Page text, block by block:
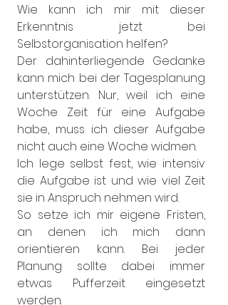
Wie kann ich mir mit dieser
Erkenntnis jetzt bei
Selbstorganisation helfen?
Der dahinterliegende Gedanke
kann mich bei der Tagesplanung
unterstützen. Nur, weil ich eine
Woche Zeit für eine Aufgabe
habe, muss ich dieser Aufgabe
nicht auch eine Woche widmen.
Ich lege selbst fest, wie intensiv
die Aufgabe ist und wie viel Zeit
sie in Anspruch nehmen wird.
So setze ich mir eigene Fristen,
an denen ich mich dann
orientieren kann. Bei jeder
Planung sollte dabei immer
etwas Pufferzeit eingesetzt
werden.